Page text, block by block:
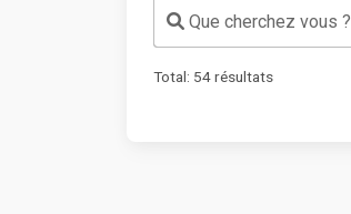
Que cherchez vous ?
Total: 54résultats